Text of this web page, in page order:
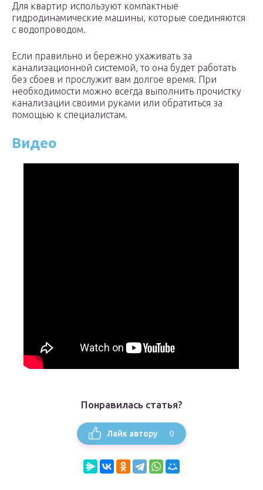
Для квартир используют компактные
гидродинамические машины, которые соединяются
с водопроводом.
Если правильно и бережно ухаживать за
канализационной системой, то она будет работать
без сбоев и прослужит вам долгое время. При
необходимости можно всегда выполнить прочистку
канализации своими руками или обратиться за
помощью к специалистам.
Видео
Понравилась статья?
Лайк автору 0